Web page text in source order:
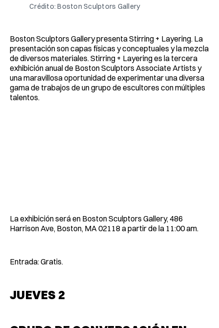
Crédito: Boston Sculptors Gallery
Boston Sculptors Gallery presenta Stirring + Layering. La
presentación son capas físicas y conceptuales y la mezcla
de diversos materiales. Stirring + Layering es la tercera
exhibición anual de Boston Sculptors Associate Artists y
una maravillosa oportunidad de experimentar una diversa
gama de trabajos de un grupo de escultores con múltiples
talentos.
La exhibición será en Boston Sculptors Gallery, 486
Harrison Ave, Boston, MA 02118 a partir de la 11:00 am.
Entrada: Gratis.
JUEVES 2